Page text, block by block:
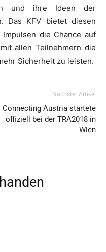
und ihre Ideen der
Das KFV bietet diesen
die Chance auf
allen Teilnehmern die
Sicherheit zu leisten.
Nächster Artikel
Connecting Austria startete
offiziell bei der TRA2018 in
Wien